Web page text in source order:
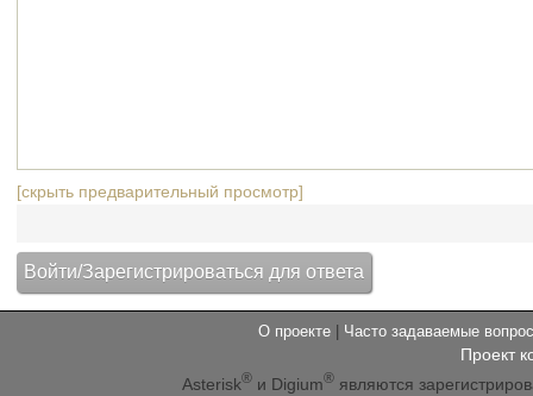
[скрыть предварительный просмотр]
О проекте Часто задаваемые
Проект
Asterisk® и Digium® являются